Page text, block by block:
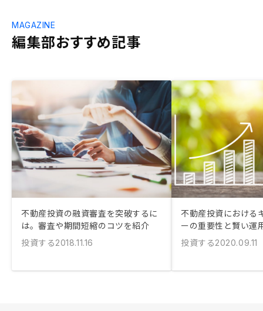
編集部おすすめ記事
MAGAZINE
不動産投資の融資審査を突破するに
は。審査や期間短縮のコツを紹介
投資する2018.11.16
不動産投資における
ーの重要性と賢い運
投資する2020.09.11